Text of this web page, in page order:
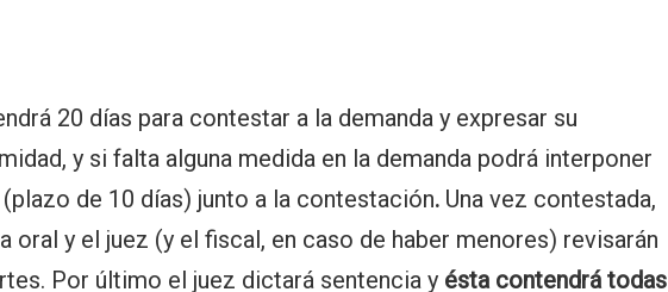
20 días para contestar a la demanda y expresar su
y si falta alguna medida en la demanda podrá interponer
(plazo de 10 días) junto a la contestación. Una vez contestada,
oral y el juez (y el fiscal, en caso de haber menores) revisarán
Por último el juez dictará sentencia y ésta contendrá todas